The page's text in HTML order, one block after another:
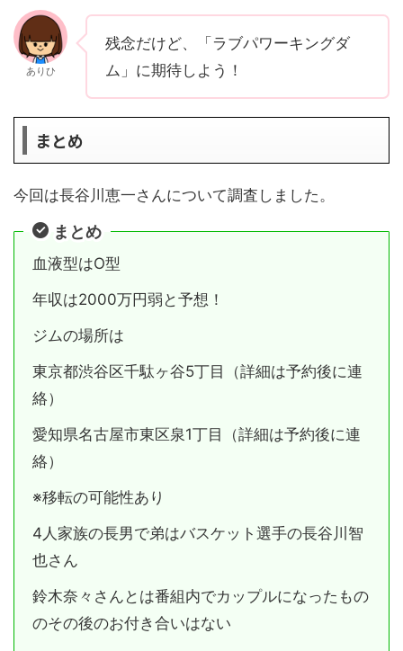
ありひ
残念だけど、「ラブパワーキングダ
ム」に期待しよう！
まとめ
今回は長谷川恵一さんについて調査しました。
まとめ
血液型はO型
年収は2000万円弱と予想！
ジムの場所は
東京都渋谷区千駄ヶ谷5丁目（詳細は予約後に連
絡）
愛知県名古屋市東区泉1丁目（詳細は予約後に連
絡）
※移転の可能性あり
4人家族の長男で弟はバスケット選手の長谷川智
也さん
鈴木奈々さんとは番組内でカップルになったもの
のその後のお付き合いはない